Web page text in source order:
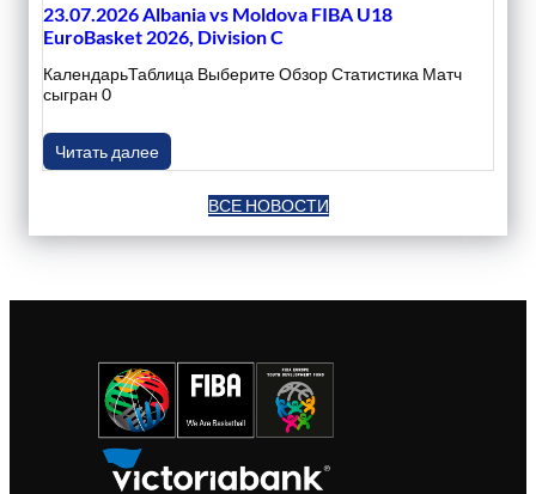
23.07.2026 Albania vs Moldova FIBA U18
EuroBasket 2026, Division C
КалендарьТаблица Выберите Обзор Статистика Матч
сыгран 0
Читать далее
ВСЕ НОВОСТИ